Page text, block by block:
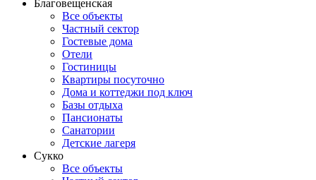
Благовещенская
Все объекты
Частный сектор
Гостевые дома
Отели
Гостиницы
Квартиры посуточно
Дома и коттеджи под ключ
Базы отдыха
Пансионаты
Санатории
Детские лагеря
Сукко
Все объекты